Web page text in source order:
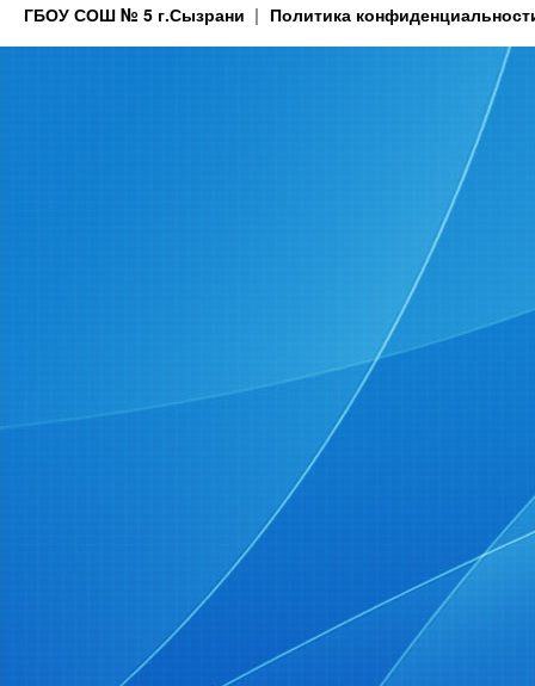
ГБОУ СОШ № 5 г.Сызрани Политика